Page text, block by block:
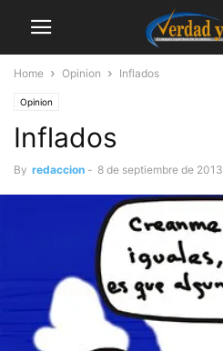
Home Opinion Inflados
Opinion
Inflados
By redaccion - 8 de septiembre de 2013